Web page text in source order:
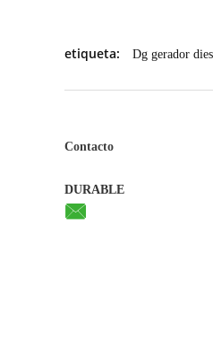
etiqueta: Dg gerador
Contacto
DURABLE